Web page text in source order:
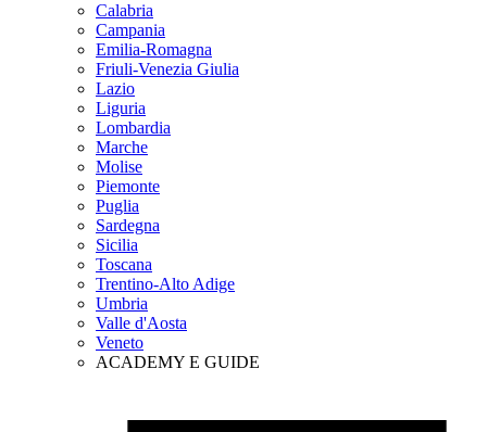
Calabria
Campania
Emilia-Romagna
Friuli-Venezia Giulia
Lazio
Liguria
Lombardia
Marche
Molise
Piemonte
Puglia
Sardegna
Sicilia
Toscana
Trentino-Alto Adige
Umbria
Valle d'Aosta
Veneto
ACADEMY E GUIDE